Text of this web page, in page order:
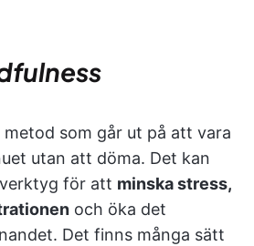
metod som går ut på att vara
utan att döma. Det kan
för att minska stress,
och öka det
Det finns många sätt